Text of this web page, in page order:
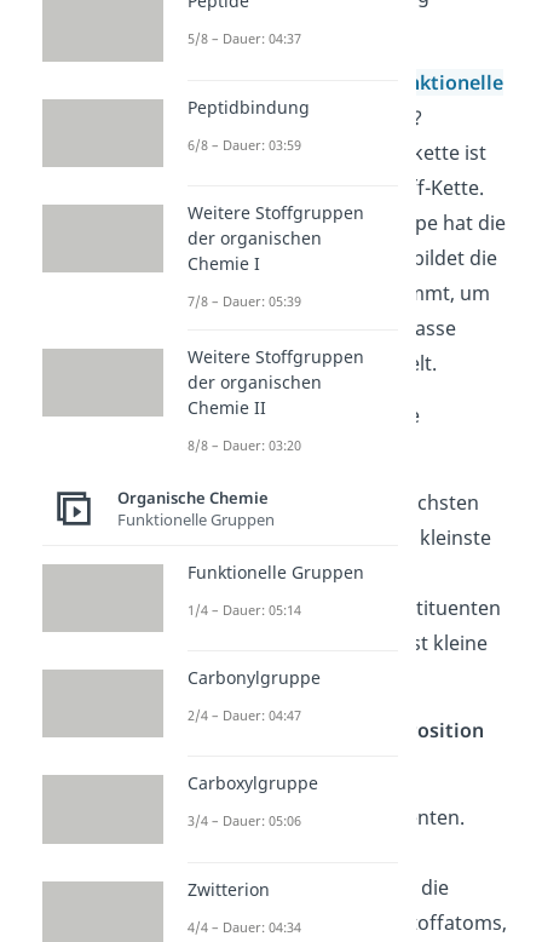
Gibt es Substituenten
funktionelle
Gruppen) im Molekül?
Wenn nein: Die Hauptkette ist
die längste Kohlenstoff-Kette.
Wenn ja: Welche Gruppe hat die
höchste Priorität? Sie bildet die
Hauptkette und bestimmt, um
welche Verbindungsklasse
(Familie) es sich handelt.
Schritt 2:Nummeriere
die
Hauptkettemit Zahlen
Die Gruppe mit der höchsten
Priorität bekommt die kleinste
Nummer.
Generell gilt: Alle Substituenten
erhalten eine möglichst kleine
Positionsnummer.
Schritt 3:
Position
Benenne die Substituenten.
Substituenten an, also die
Nummer des Kohlenstoffatoms,
5/8 – Dauer: 04:37
Peptidbindung
6/8 – Dauer: 03:59
Weitere Stoffgruppen
der organischen
Chemie I
7/8 – Dauer: 05:39
Weitere Stoffgruppen
der organischen
Chemie II
8/8 – Dauer: 03:20
Organische Chemie
Funktionelle Gruppen
Funktionelle Gruppen
1/4 – Dauer: 05:14
Carbonylgruppe
2/4 – Dauer: 04:47
Carboxylgruppe
3/4 – Dauer: 05:06
Zwitterion
4/4 – Dauer: 04:34